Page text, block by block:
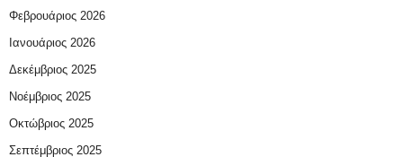
Φεβρουάριος 2026
Ιανουάριος 2026
Δεκέμβριος 2025
Νοέμβριος 2025
Οκτώβριος 2025
Σεπτέμβριος 2025